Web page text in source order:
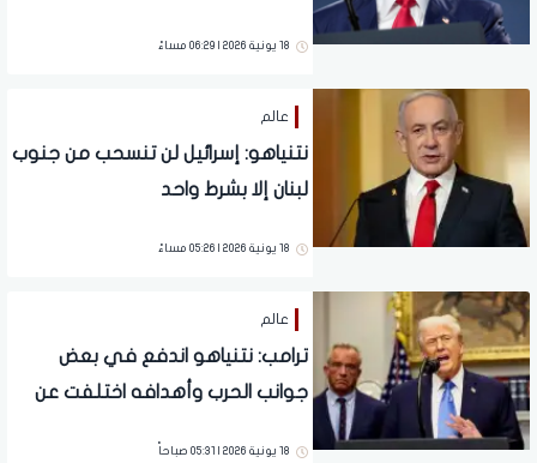
18 يونية 2026 | 06:29 مساءً
عالم
نتنياهو: إسرائيل لن تنسحب من جنوب
لبنان إلا بشرط واحد
18 يونية 2026 | 05:26 مساءً
عالم
ترامب: نتنياهو اندفع في بعض
جوانب الحرب وأهدافه اختلفت عن
18 يونية 2026 | 05:31 صباحاً